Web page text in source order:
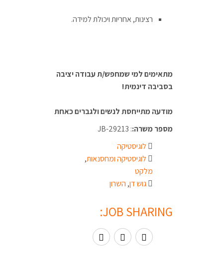
רצינות, אחריות ויכולת למידה.
מתאימים למי שמחפש/ת עבודה יציבה
בסביבה דינמית!
מודעה מתייחסת לנשים ולגברים כאחת
מספר משרה:: JB-29213
לוגיסטיקה
לוגיסטיקה ומחסנאות,
מלקט
גוש דן, השרון
JOB SHARING: